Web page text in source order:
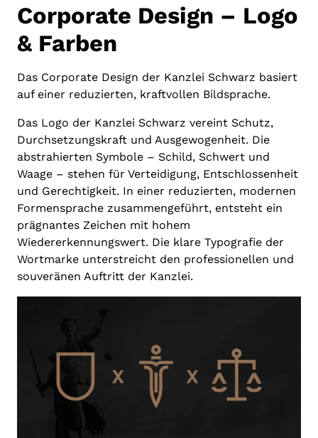
Corporate Design – Logo
& Farben
Das Corporate Design der Kanzlei Schwarz basiert
auf einer reduzierten, kraftvollen Bildsprache.
Das Logo der Kanzlei Schwarz vereint Schutz,
Durchsetzungskraft und Ausgewogenheit. Die
abstrahierten Symbole – Schild, Schwert und
Waage – stehen für Verteidigung, Entschlossenheit
und Gerechtigkeit. In einer reduzierten, modernen
Formensprache zusammengeführt, entsteht ein
prägnantes Zeichen mit hohem
Wiedererkennungswert. Die klare Typografie der
Wortmarke unterstreicht den professionellen und
souveränen Auftritt der Kanzlei.